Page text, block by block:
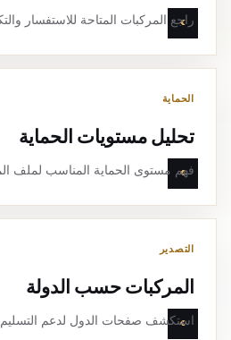
راجع المركبات المتاحة للاستفسار
الحماية
تحليل مستويات الحماية
فهم مستوى الحماية المناسب لملف
التصدير
المركبات حسب الدولة
استكشف صفحات الدول لدعم التسليم